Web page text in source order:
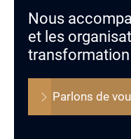
Nous
et les
Parlons de